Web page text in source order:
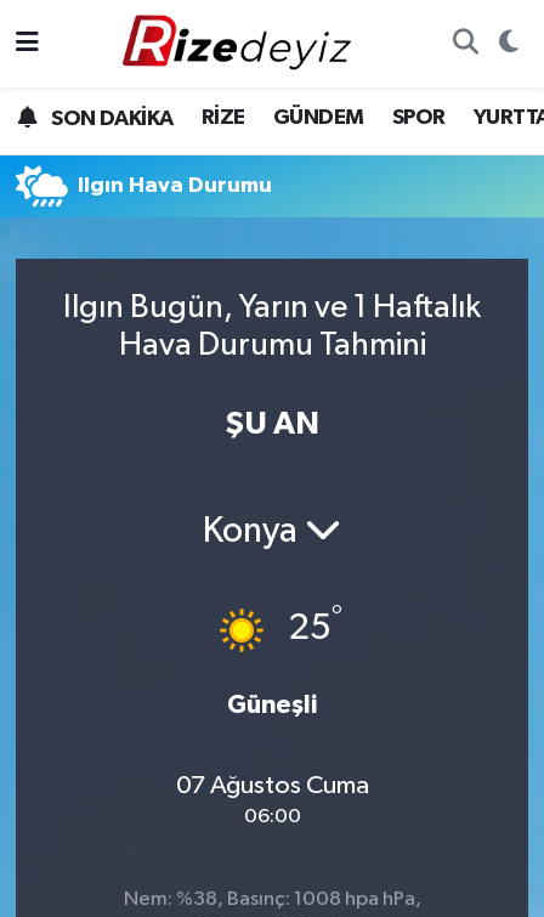
SON DAKİKA RİZE GÜNDEM SPOR
Ilgın Hava Durumu
Ilgın Bugün, Yarın ve 1 Haftalık
Hava Durumu Tahmini
ŞU AN
Konya
25°
Güneşli
07 Ağustos Cuma
06:00
Nem: %38, Basınç: 1008 hpa hPa,
Gündem
Yurttan Haberler
Teknoloji
Rize Hava Durumu
Rize Trafik Yoğunluk Haritası
Tüm Manşetler